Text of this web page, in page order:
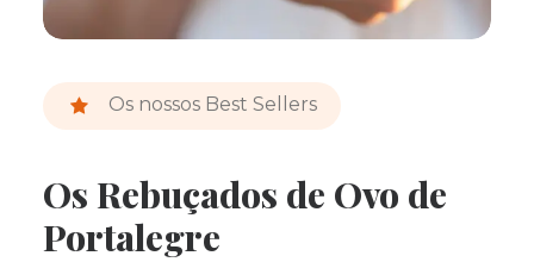
Os nossos Best Sellers
Os Rebuçados de Ovo de
Portalegre